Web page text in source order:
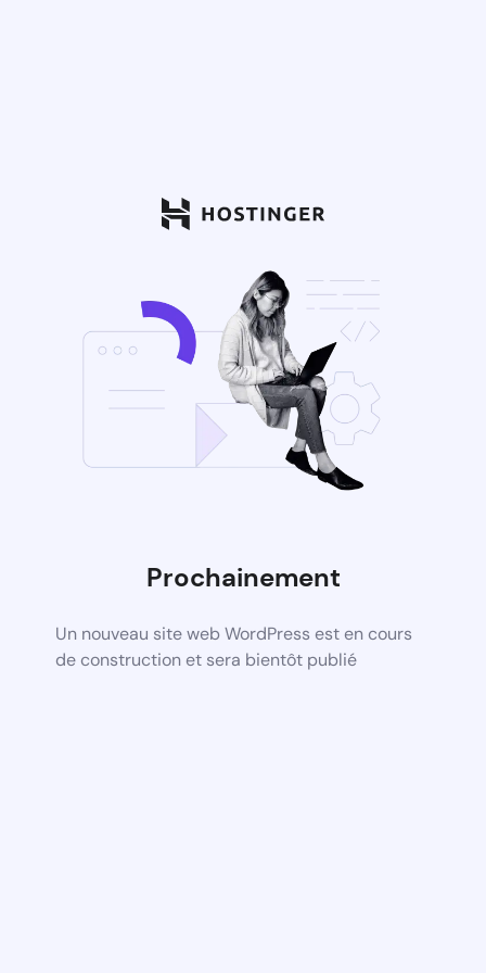
Prochainement
Un nouveau site web WordPress est en cours
de construction et sera bientôt publié